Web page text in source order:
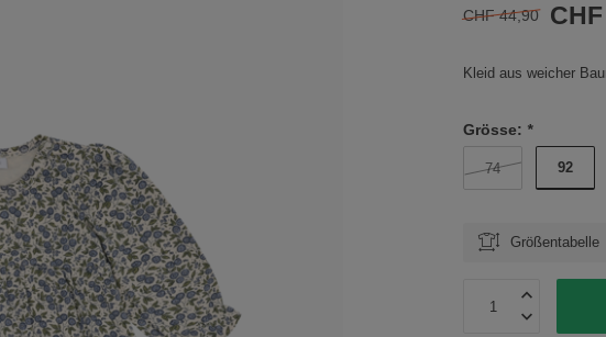
CHF 44,90
Kleid aus weicher
Grösse: *
74 92
Größentabelle